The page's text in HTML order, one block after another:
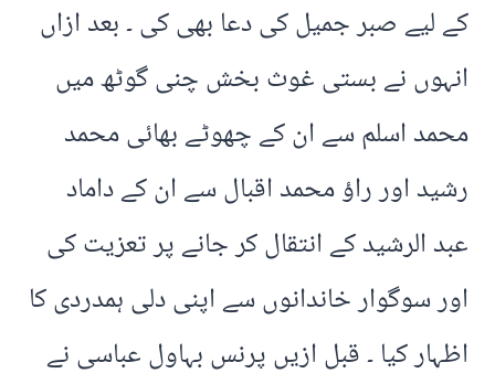
کے لیے صبر جمیل کی دعا بھی کی ۔ بعد ازاں
انہوں نے بستی غوث بخش چنی گوٹھ میں
محمد اسلم سے ان کے چھوٹے بھائی محمد
رشید اور راؤ محمد اقبال سے ان کے داماد
عبد الرشید کے انتقال کر جانے پر تعزیت کی
اور سوگوار خاندانوں سے اپنی دلی ہمدردی کا
اظہار کیا ۔ قبل ازیں پرنس بہاول عباسی نے